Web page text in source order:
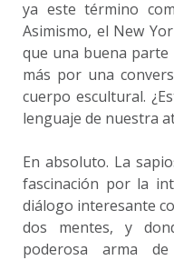
ya este término
Asimismo, el New
que una buena parte
más por una
cuerpo escultural.
lenguaje de nuestra
En absoluto. La
fascinación por la
diálogo interesante
dos mentes, y
poderosa arma